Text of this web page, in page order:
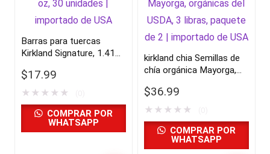
Barras para tuercas
Kirkland Signature, 1.41
importado de USA
$17.99
★ ★ ★ ★ ★
COMPRAR POR
WHATSAPP
kirkland chia Semillas de
chía orgánica Mayorga,
libras, paquete de 2 |
importado de USA
$36.99
★ ★ ★ ★ ★
COMPRAR POR
WHATSAPP